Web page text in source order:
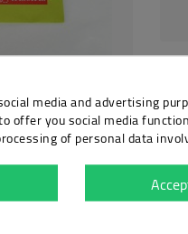
media and advertising
offer you social media
of personal data